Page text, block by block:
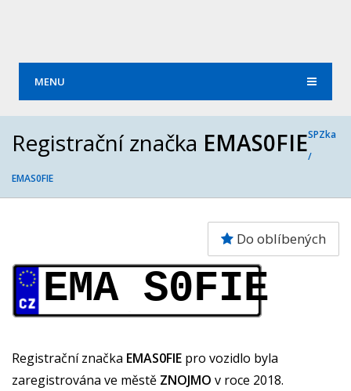
MENU
Registrační značka EMAS0FIESPZka
/
EMAS0FIE
Do oblíbených
EMA S0FIE
Registrační značka EMAS0FIE pro vozidlo byla
zaregistrována ve městě ZNOJMO v roce 2018.